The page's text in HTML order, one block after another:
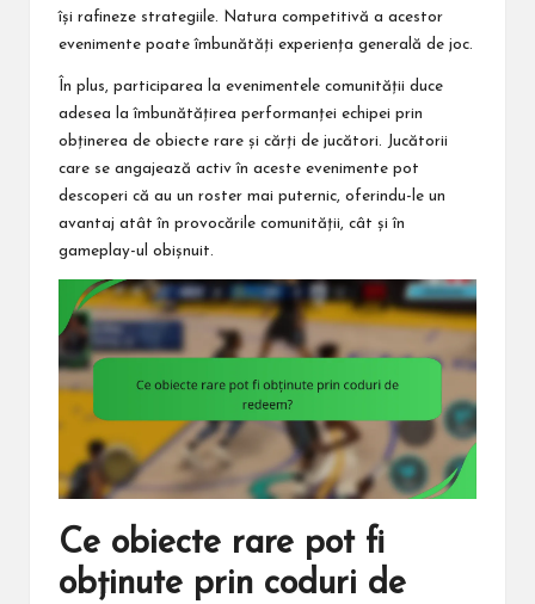
își rafineze strategiile. Natura competitivă a acestor
evenimente poate îmbunătăți experiența generală de joc.
În plus, participarea la evenimentele comunității duce
adesea la îmbunătățirea performanței echipei prin
obținerea de obiecte rare și cărți de jucători. Jucătorii
care se angajează activ în aceste evenimente pot
descoperi că au un roster mai puternic, oferindu-le un
avantaj atât în provocările comunității, cât și în
gameplay-ul obișnuit.
Ce obiecte rare pot fi
obținute prin coduri de